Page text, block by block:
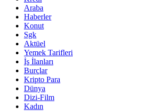
Araba
Haberler
Konut
Sgk
Aktüel
Yemek Tarifleri
İş İlanları
Burçlar
Kripto Para
Dünya
Dizi-Film
Kadın